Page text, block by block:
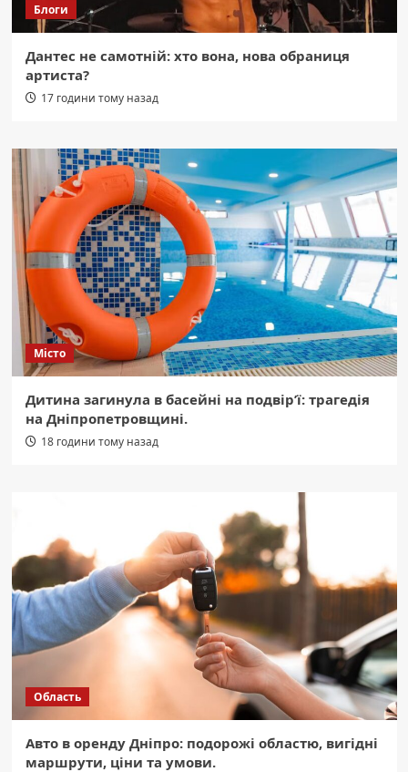
Блоги
Дантес не самотній: хто вона, нова обраниця
артиста?
17 години тому назад
Місто
Дитина загинула в басейні на подвір’ї: трагедія
на Дніпропетровщині.
18 години тому назад
Область
Авто в оренду Дніпро: подорожі областю, вигідні
маршрути, ціни та умови.